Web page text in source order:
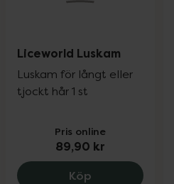
Liceworld Luskam
Luskam för långt eller
tjockt hår 1 st
Pris online
89,90 kr
Köp Liceworld